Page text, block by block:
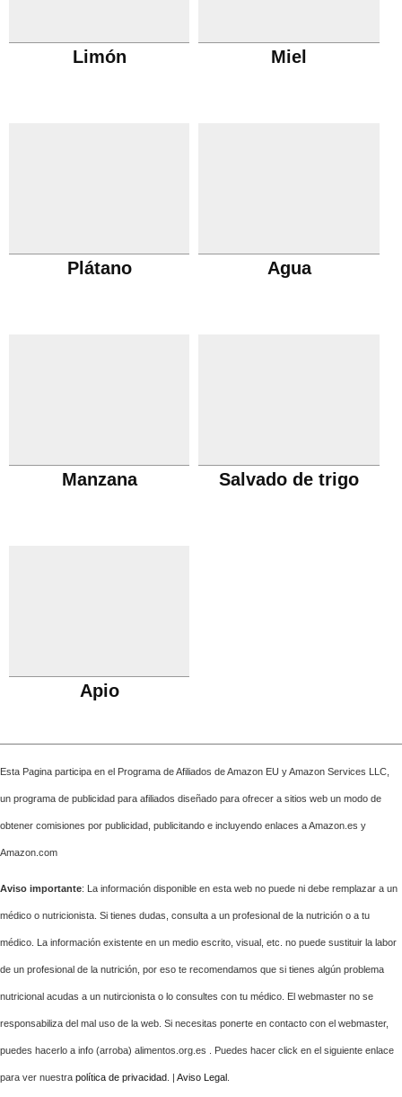
Limón Miel
Plátano Agua
Manzana Salvado de trigo
Apio
Esta Pagina participa en el Programa de Afiliados de Amazon EU y Amazon Services LLC,
un programa de publicidad para afiliados diseñado para ofrecer a sitios web un modo de
obtener comisiones por publicidad, publicitando e incluyendo enlaces a Amazon.es y
Amazon.com
Aviso importante: La información disponible en esta web no puede ni debe remplazar a un
médico o nutricionista. Si tienes dudas, consulta a un profesional de la nutrición o a tu
médico. La información existente en un medio escrito, visual, etc. no puede sustituir la labor
de un profesional de la nutrición, por eso te recomendamos que si tienes algún problema
nutricional acudas a un nutircionista o lo consultes con tu médico. El webmaster no se
responsabiliza del mal uso de la web. Si necesitas ponerte en contacto con el webmaster,
puedes hacerlo a info (arroba) alimentos.org.es . Puedes hacer click en el siguiente enlace
para ver nuestra política de privacidad . | Aviso Legal